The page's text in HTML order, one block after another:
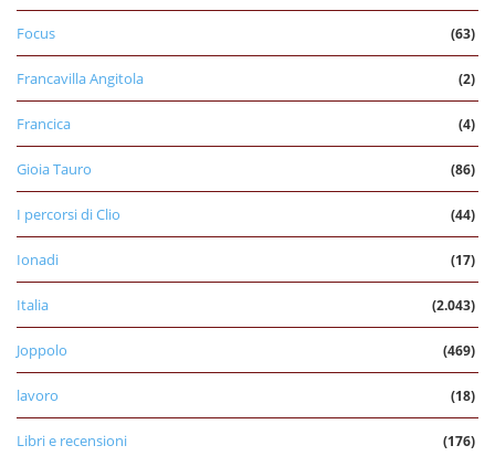
Focus (63)
Francavilla Angitola (2)
Francica (4)
Gioia Tauro (86)
I percorsi di Clio (44)
Ionadi (17)
Italia (2.043)
Joppolo (469)
lavoro (18)
Libri e recensioni (176)